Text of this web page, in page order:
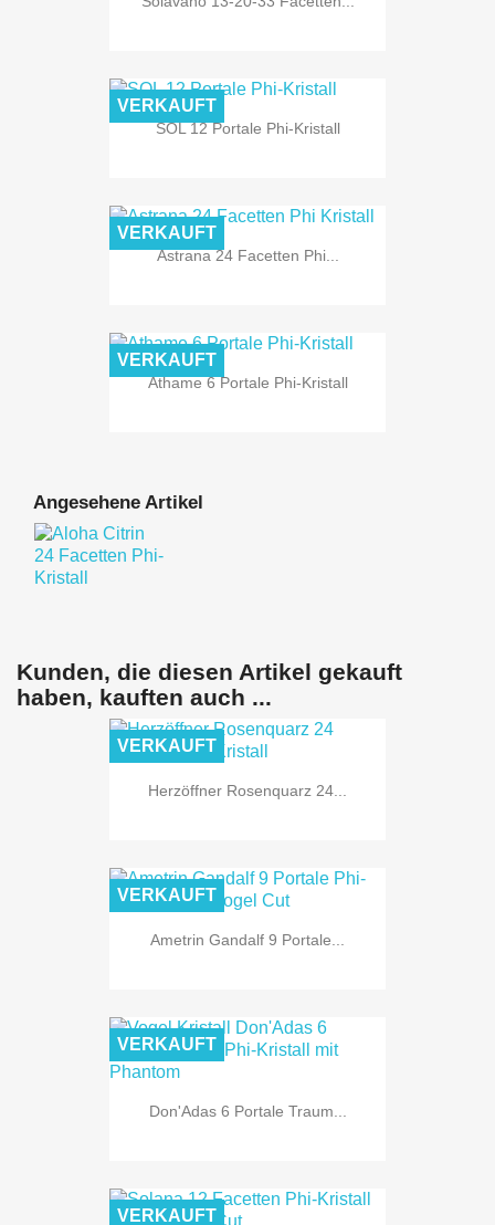
SOL 12 Portale Phi-Kristall
VERKAUFT
Astrana 24 Facetten Phi...
VERKAUFT
Athame 6 Portale Phi-Kristall
VERKAUFT
Angesehene Artikel
Kunden, die diesen Artikel gekauft
haben, kauften auch ...
Herzöffner Rosenquarz 24...
VERKAUFT
Ametrin Gandalf 9 Portale...
VERKAUFT
Don'Adas 6 Portale Traum...
VERKAUFT
VERKAUFT